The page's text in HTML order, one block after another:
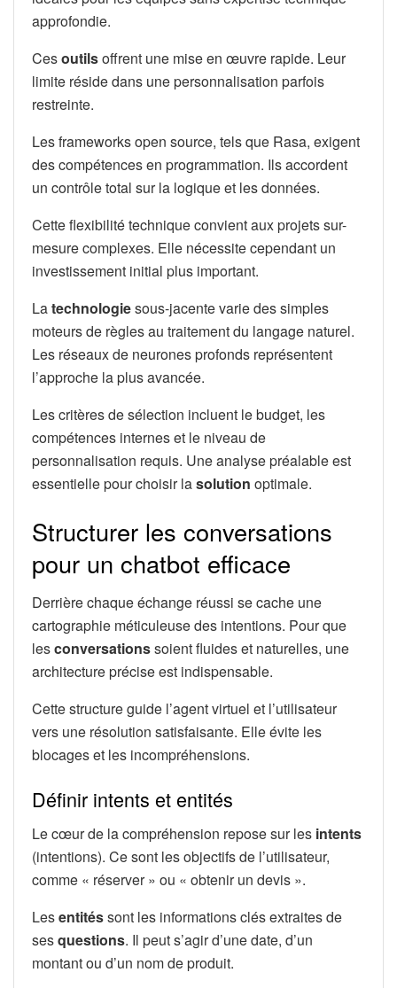
approfondie.
Cesoutilsoffrent une mise en œuvre rapide. Leur
limite réside dans une personnalisation parfois
restreinte.
Les frameworks open source, tels que Rasa, exigent
des compétences en programmation. Ils accordent
un contrôle total sur la logique et les données.
Cette flexibilité technique convient aux projets sur-
mesure complexes. Elle nécessite cependant un
investissement initial plus important.
Latechnologiesous-jacente varie des simples
moteurs de règles au traitement du langage naturel.
Les réseaux de neurones profonds représentent
l’approche la plus avancée.
Les critères de sélection incluent le budget, les
compétences internes et le niveau de
personnalisation requis. Une analyse préalable est
essentielle pour choisir lasolution optimale.
Structurer les conversations
pour un chatbot efficace
Derrière chaque échange réussi se cache une
cartographie méticuleuse des intentions. Pour que
lesconversationssoient fluides et naturelles, une
architecture précise est indispensable.
Cette structure guide l’agent virtuel et l’utilisateur
vers une résolution satisfaisante. Elle évite les
blocages et les incompréhensions.
Définir intents et entités
Le cœur de la compréhension repose sur les intents
(intentions). Ce sont les objectifs de l’utilisateur,
comme « réserver » ou « obtenir un devis ».
Lesentitéssont les informations clés extraites de
sesquestions. Il peut s’agir d’une date, d’un
montant ou d’un nom de produit.